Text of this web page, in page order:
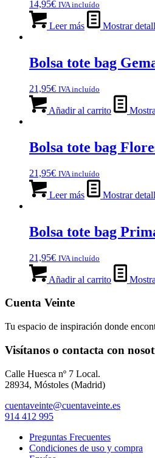
14,95€ IVA incluído
Leer más Mostrar
Bolsa tote bag
21,95€ IVA incluído
Añadir al carrito
Bolsa tote bag
21,95€ IVA incluído
Leer más Mostrar
Bolsa tote bag
21,95€ IVA incluído
Añadir al carrito
Cuenta Veinte
Tu espacio de inspiración donde
Visítanos o contacta con
Calle Huesca nº 7 Local.
28934, Móstoles (Madrid)
cuentaveinte@cuentaveinte.es
914 412 995
Preguntas Frecuentes
Condiciones de uso y compra